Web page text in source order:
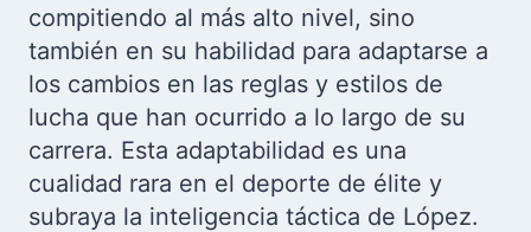
compitiendo al más alto nivel, sino
también en su habilidad para adaptarse a
los cambios en las reglas y estilos de
lucha que han ocurrido a lo largo de su
carrera. Esta adaptabilidad es una
cualidad rara en el deporte de élite y
subraya la inteligencia táctica de López.